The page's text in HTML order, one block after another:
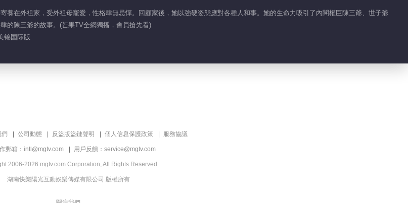
養在外祖家，受外祖母寵愛，性格肆無忌憚。回顧家後，她以強硬姿態應對各種人和事。她的生命力吸引了內閣權臣陳三爺、世子爺
的陳三爺的故事。(芒果TV全網獨播，會員搶先看)
锦国际版
們 公司動態 反盜版盜鏈聲明 個人信息保護政策 服務協議
郵箱：intl@mgtv.com 用戶反饋：service@mgtv.com
2006-2026 mgtv.com Corporation, All Rights Reserved
湖南快樂陽光互動娛樂傳媒有限公司 版權所有